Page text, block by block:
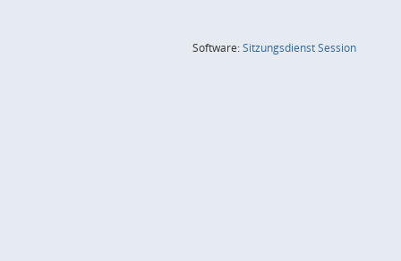
Software:SitzungsdienstSession(Wird in